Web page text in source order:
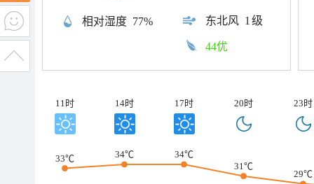
相对湿度 77% 东北风 1级
44优
11时 14时 17时 20时 23时
33℃ 34℃
34℃
31℃
29℃